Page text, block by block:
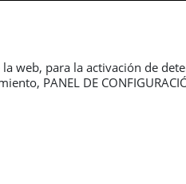
web, para la activación de
PANEL DE